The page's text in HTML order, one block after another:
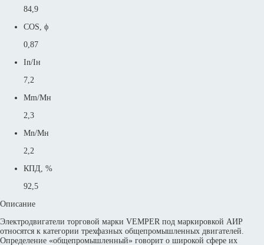
84,9
COS, ϕ
0,87
In/Iн
7,2
Mm/Mн
2,3
Mn/Mн
2,2
КПД, %
92,5
Описание
Электродвигатели торговой марки VEMPER под маркировкой АИР
относятся к категории трехфазных общепромышленных двигателей.
Определение «общепромышленный» говорит о широкой сфере их